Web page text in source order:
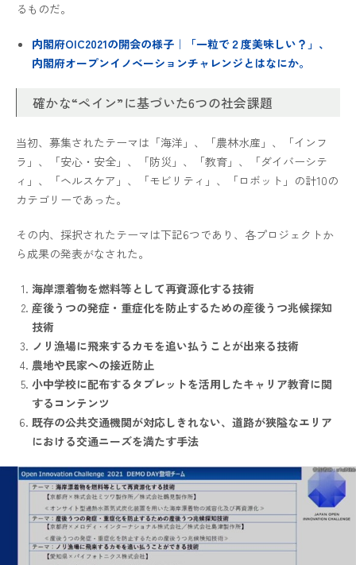
るものだ。
内閣府OIC2021の開会の様子 ｜
「一粒で２度美味しい？」、
内閣府オープンイノベーションチャレンジとはなにか。
確かな“ペイン”に基づいた6つの社会課題
当初、募集されたテーマは「海洋」、「農林水産」、「インフ
ラ」、「安心・安全」、「防災」、「教育」、「ダイバーシテ
ィ」、「ヘルスケア」、「モビリティ」、「ロボット」の計10の
カテゴリーであった。
その内、採択されたテーマは下記6つであり、各プロジェクトか
ら成果の発表がなされた。
海岸漂着物を燃料等として再資源化する技術
産後うつの発症・重症化を防止するための産後うつ兆候探知
技術
ノリ漁場に飛来するカモを追い払うことが出来る技術
農地や民家への接近防止
小中学校に配布するタブレットを活用したキャリア教育に関
するコンテンツ
既存の公共交通機関が対応しきれない、道路が狭隘なエリア
における交通ニーズを満たす手法